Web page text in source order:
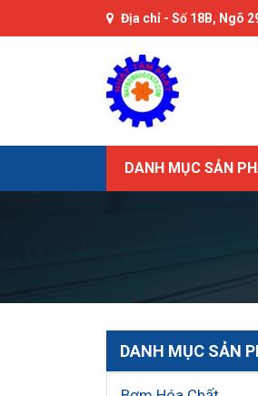
Địa chỉ - Số 18B, Ngõ
DANH MỤC SẢN
DANH MỤC SẢN